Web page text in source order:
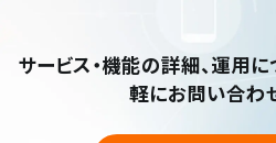
サービス・機能の詳細、運用
軽にお問い合わ